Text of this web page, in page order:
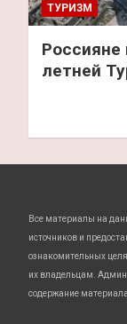
ТУРИЗМ
Россияне
летней
Все материалы на
источников и
ознакомительных
их владельцам.
содержание материала